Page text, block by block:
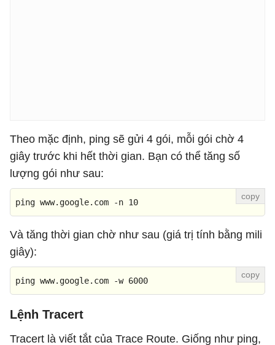
Theo mặc định, ping sẽ gửi 4 gói, mỗi gói chờ 4
giây trước khi hết thời gian. Bạn có thể tăng số
lượng gói như sau:
ping www.google.com -n 10
Và tăng thời gian chờ như sau (giá trị tính bằng mili
giây):
ping www.google.com -w 6000
Lệnh Tracert
Tracert là viết tắt của Trace Route. Giống như ping,